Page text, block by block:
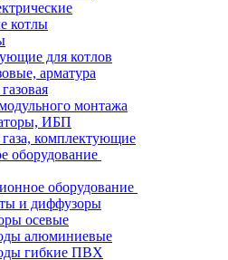
котлы
для котлов
арматура
монтажа
ИБП
комплектующие
оборудование
оборудование
и диффузоры
осевые
алюминиевые
гибкие ПВХ